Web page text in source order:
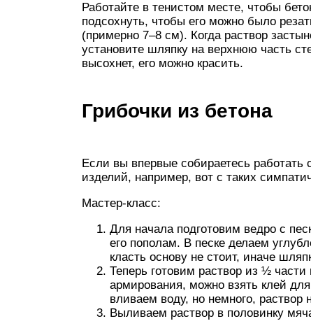
Работайте в тенистом месте, чтобы
подсохнуть, чтобы его можно было
(примерно 7–8 см). Когда раствор
установите шляпку на верхнюю часть
высохнет, его можно красить.
Грибочки из бетона
Если вы впервые собираетесь работать
изделий, например, вот с таких
Мастер-класс:
Для начала подготовим ведро с
его пополам. В песке делаем
класть основу не стоит, иначе
Теперь готовим раствор из ½
армирования, можно взять клей
вливаем воду, но немного,
Выливаем раствор в половинку